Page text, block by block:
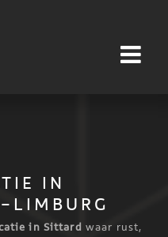
IN
LIMBURG
in Sittard waar rust,